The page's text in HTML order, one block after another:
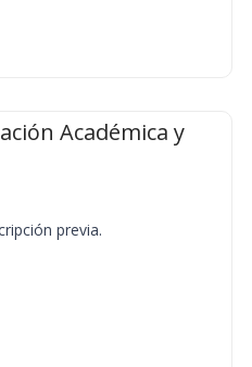
Académica y
previa.